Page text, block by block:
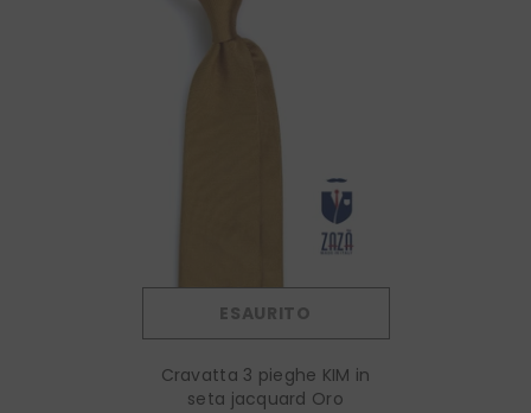
ESAURITO
Cravatta 3 pieghe KIM in
seta jacquard Oro